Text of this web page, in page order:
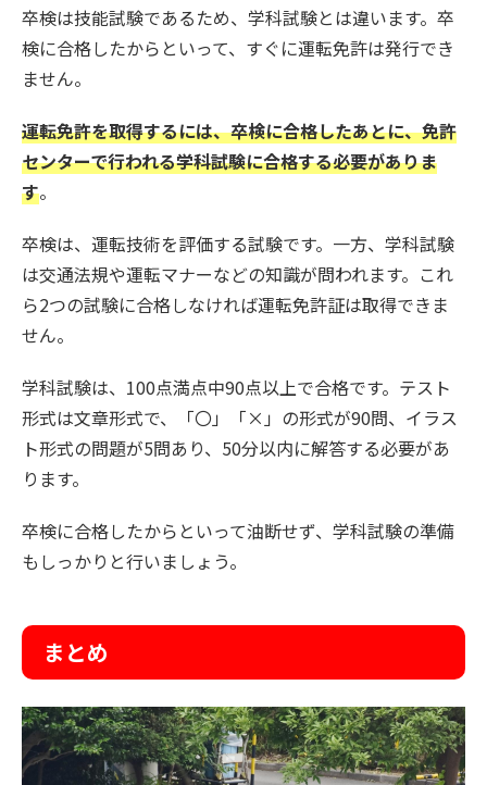
卒検は技能試験であるため、学科試験とは違います。卒
検に合格したからといって、すぐに運転免許は発行でき
ません。
運転免許を取得するには、卒検に合格したあとに、免許
センターで行われる学科試験に合格する必要がありま
す。
卒検は、運転技術を評価する試験です。一方、学科試験
は交通法規や運転マナーなどの知識が問われます。これ
ら2つの試験に合格しなければ運転免許証は取得できま
せん。
学科試験は、100点満点中90点以上で合格です。テスト
形式は文章形式で、「〇」「×」の形式が90問、イラス
ト形式の問題が5問あり、50分以内に解答する必要があ
ります。
卒検に合格したからといって油断せず、学科試験の準備
もしっかりと行いましょう。
まとめ